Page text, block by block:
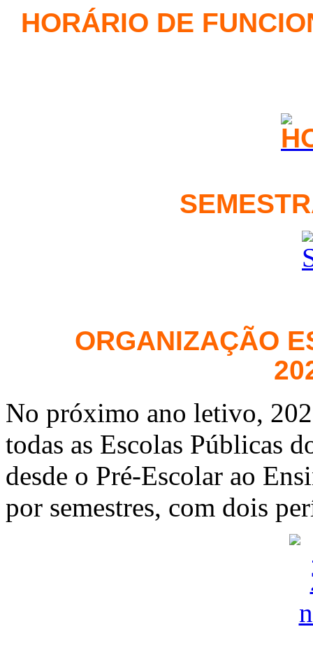
HORÁRIO DE
ORGANIZAÇÃO
No próximo ano letivo,
todas as Escolas Públicas
desde o Pré-Escolar ao
por semestres, com dois